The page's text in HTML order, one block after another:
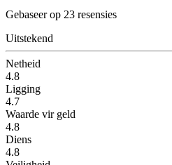
Gebaseer op 23 resensies
Uitstekend
Netheid
4.8
Ligging
4.7
Waarde vir geld
4.8
Diens
4.8